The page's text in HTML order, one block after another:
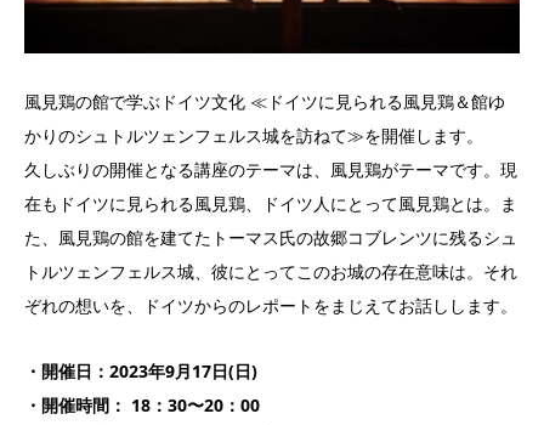
風見鶏の館で学ぶドイツ文化 ≪ドイツに見られる風見鶏＆館ゆ
かりのシュトルツェンフェルス城を訪ねて≫を開催します。
久しぶりの開催となる講座のテーマは、風見鶏がテーマです。現
在もドイツに見られる風見鶏、ドイツ人にとって風見鶏とは。ま
た、風見鶏の館を建てたトーマス氏の故郷コブレンツに残るシュ
トルツェンフェルス城、彼にとってこのお城の存在意味は。それ
ぞれの想いを、ドイツからのレポートをまじえてお話しします。
・開催日：2023年9月17日(日)
・開催時間： 18：30〜20：00